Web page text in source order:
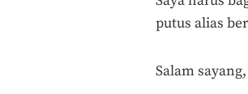
putus alias
Salam